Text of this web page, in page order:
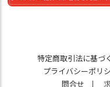
特定商取引法に基づ
プライバシーポリ
問合せ